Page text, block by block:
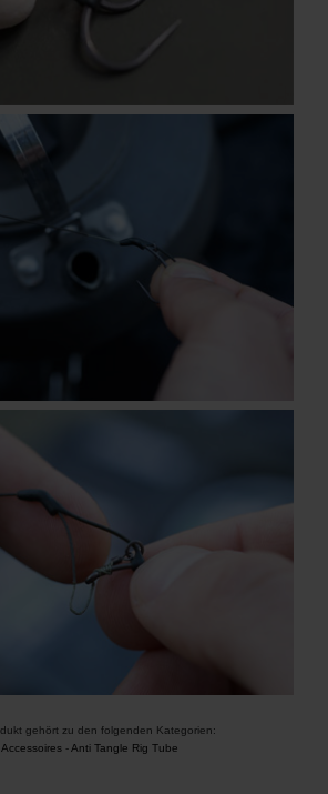
gehört zu den folgenden Kategorien:
Accessoires-Anti Tangle Rig Tube